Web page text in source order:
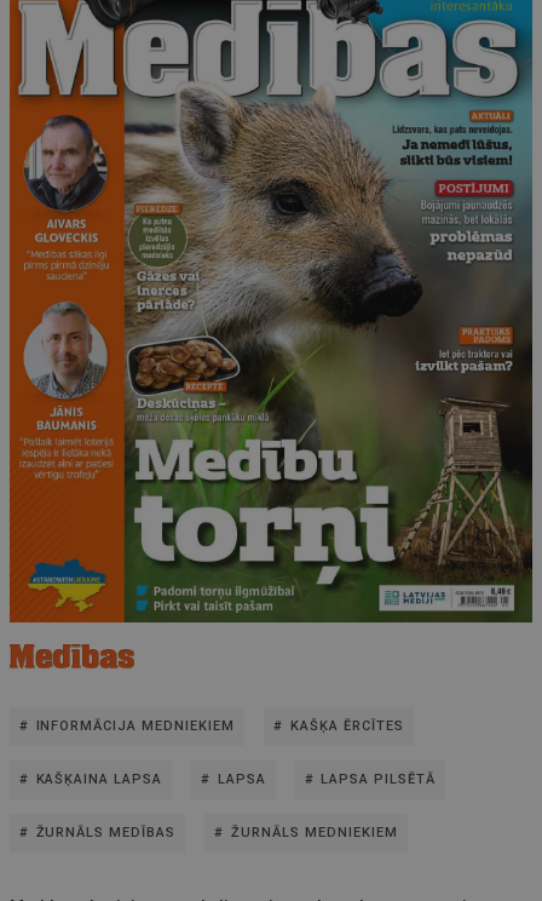
INFORMĀCIJA MEDNIEKIEM KAŠĶA ĒRCĪTES
KAŠĶAINA LAPSA LAPSA LAPSA PILSĒTĀ
ŽURNĀLS MEDĪBAS ŽURNĀLS MEDNIEKIEM